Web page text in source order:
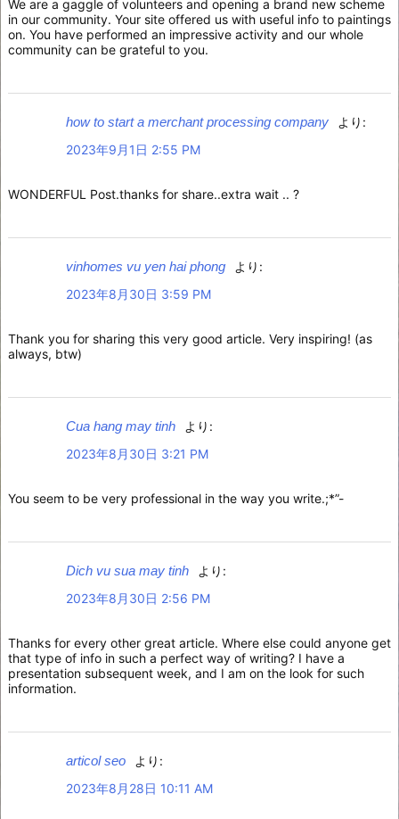
We are a gaggle of volunteers and opening a brand new scheme
in our community. Your site offered us with useful info to paintings
on. You have performed an impressive activity and our whole
community can be grateful to you.
how to start a merchant processing company
より:
2023年9月1日 2:55 PM
WONDERFUL Post.thanks for share..extra wait .. ?
vinhomes vu yen hai phong
より:
2023年8月30日 3:59 PM
Thank you for sharing this very good article. Very inspiring! (as
always, btw)
Cua hang may tinh
より:
2023年8月30日 3:21 PM
You seem to be very professional in the way you write.;*”-
Dich vu sua may tinh
より:
2023年8月30日 2:56 PM
Thanks for every other great article. Where else could anyone get
that type of info in such a perfect way of writing? I have a
presentation subsequent week, and I am on the look for such
information.
articol seo
より:
2023年8月28日 10:11 AM